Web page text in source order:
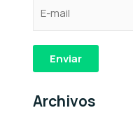
e
e
e
e
Enviar
Archivos